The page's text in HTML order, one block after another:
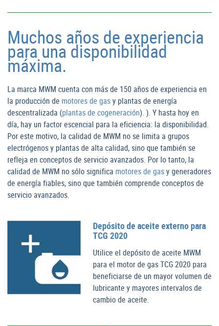
Muchos años de experiencia
para una disponibilidad
máxima.
La marca MWM cuenta con más de 150 años de experiencia en
la producción de motores de gasy plantas de energía
descentralizada (plantas de cogeneración). ). Y hasta hoy en
día, hay un factor escencial para la eficiencia: la disponibilidad.
Por este motivo, la calidad de MWM no se limita a grupos
electrógenos y plantas de alta calidad, sino que también se
refleja en conceptos de servicio avanzados. Por lo tanto, la
calidad de MWM no sólo significa motores de gasy generadores
de energía fiables, sino que también comprende conceptos de
servicio avanzados.
Depósito de aceite externo para
TCG 2020
Utilice el depósito de aceite MWM
para el motor de gas TCG 2020 para
beneficiarse de un mayor volumen de
lubricante y mayores intervalos de
cambio de aceite.